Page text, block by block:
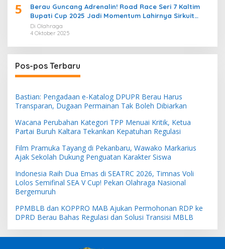
5
Berau Guncang Adrenalin! Road Race Seri 7 Kaltim
Bupati Cup 2025 Jadi Momentum Lahirnya Sirkuit
Permanen 2026
Di Olahraga
4 Oktober 2025
Pos-pos Terbaru
Bastian: Pengadaan e-Katalog DPUPR Berau Harus
Transparan, Dugaan Permainan Tak Boleh Dibiarkan
Wacana Perubahan Kategori TPP Menuai Kritik, Ketua
Partai Buruh Kaltara Tekankan Kepatuhan Regulasi
Film Pramuka Tayang di Pekanbaru, Wawako Markarius
Ajak Sekolah Dukung Penguatan Karakter Siswa
Indonesia Raih Dua Emas di SEATRC 2026, Timnas Voli
Lolos Semifinal SEA V Cup! Pekan Olahraga Nasional
Bergemuruh
PPMBLB dan KOPPRO MAB Ajukan Permohonan RDP ke
DPRD Berau Bahas Regulasi dan Solusi Transisi MBLB